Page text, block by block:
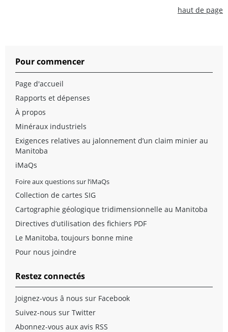
haut de page
Pour commencer
Page d'accueil
Rapports et dépenses
À propos
Minéraux industriels
Exigences relatives au jalonnement d’un claim minier au
Manitoba
iMaQs
Foire aux questions sur l’iMaQs
Collection de cartes SIG
Cartographie géologique tridimensionnelle au Manitoba
Directives d’utilisation des fichiers PDF
Le Manitoba, toujours bonne mine
Pour nous joindre
Restez connectés
Joignez-vous â nous sur Facebook
Suivez-nous sur Twitter
Abonnez-vous aux avis RSS